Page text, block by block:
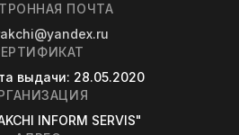
ПОЧТА
выдачи: 28.05.2020
INFORM SERVIS"